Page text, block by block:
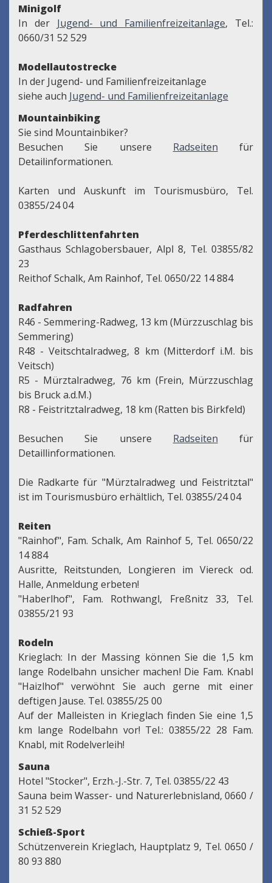
Minigolf
In der Jugend- und Familienfreizeitanlage, Tel.:
0660/31 52 529
Modellautostrecke
In der Jugend- und Familienfreizeitanlage
siehe auch Jugend- und Familienfreizeitanlage
Mountainbiking
Sie sind Mountainbiker?
Besuchen Sie unsere Radseiten
für
Detailinformationen.
Karten und Auskunft im Tourismusbüro, Tel.
03855/24 04
Pferdeschlittenfahrten
Gasthaus Schlagobersbauer, Alpl 8, Tel. 03855/82
23
Reithof Schalk, Am Rainhof, Tel. 0650/22 14 884
Radfahren
R46 - Semmering-Radweg, 13 km (Mürzzuschlag bis
Semmering)
R48 - Veitschtalradweg, 8 km (Mitterdorf i.M. bis
Veitsch)
R5 - Mürztalradweg, 76 km (Frein, Mürzzuschlag
bis Bruck a.d.M.)
R8 - Feistritztalradweg, 18 km (Ratten bis Birkfeld)
Besuchen Sie unsere Radseiten
für
Detaillinformationen.
Die Radkarte für "Mürztalradweg und Feistritztal"
ist im Tourismusbüro erhältlich, Tel. 03855/24 04
Reiten
"Rainhof", Fam. Schalk, Am Rainhof 5, Tel. 0650/22
14 884
Ausritte, Reitstunden, Longieren im Viereck od.
Halle, Anmeldung erbeten!
"Haberlhof", Fam. Rothwangl, Freßnitz 33, Tel.
03855/21 93
Rodeln
Krieglach: In der Massing können Sie die 1,5 km
lange Rodelbahn unsicher machen! Die Fam. Knabl
"Haizlhof" verwöhnt Sie auch gerne mit einer
deftigen Jause. Tel. 03855/25 00
Auf der Malleisten in Krieglach finden Sie eine 1,5
km lange Rodelbahn vor! Tel.: 03855/22 28 Fam.
Knabl, mit Rodelverleih!
Sauna
Hotel "Stocker", Erzh.-J.-Str. 7, Tel. 03855/22 43
Sauna beim Wasser- und Naturerlebnisland, 0660 /
31 52 529
Schieß-Sport
Schützenverein Krieglach, Hauptplatz 9, Tel. 0650 /
80 93 880